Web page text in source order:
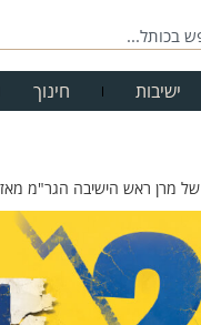
ישיבות חינוך
מרן ראש הישיבה הגר"מ